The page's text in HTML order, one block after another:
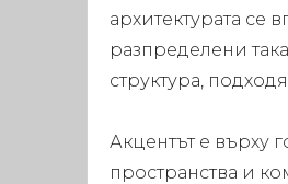
архитектурата се
разпределени
структура,
Акцентът е върху
пространства и